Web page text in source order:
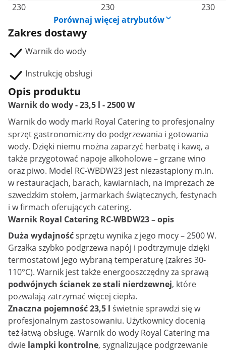
230
230
230
Porównaj więcej atrybutów
Zakres dostawy
Warnik do wody
Instrukcję obsługi
Opis produktu
Warnik do wody - 23,5 l - 2500 W
Warnik do wody marki Royal Catering to profesjonalny
sprzęt gastronomiczny do podgrzewania i gotowania
wody. Dzięki niemu można zaparzyć herbatę i kawę, a
także przygotować napoje alkoholowe – grzane wino
oraz piwo. Model RC-WBDW23 jest niezastąpiony m.in.
w restauracjach, barach, kawiarniach, na imprezach ze
szwedzkim stołem, jarmarkach świątecznych, festynach
i w firmach oferujących catering.
Warnik Royal Catering RC-WBDW23 – opis
Duża wydajnośćsprzętu wynika z jego mocy – 2500 W.
Grzałka szybko podgrzewa napój i podtrzymuje dzięki
termostatowi jego wybraną temperaturę (zakres 30-
110°C). Warnik jest także energooszczędny za sprawą
podwójnych ścianek ze stali nierdzewnej, które
pozwalają zatrzymać więcej ciepła.
Znaczna pojemność 23,5 l świetnie sprawdzi się w
profesjonalnym zastosowaniu. Użytkownicy docenią
też łatwą obsługę. Warnik do wody Royal Catering ma
dwie lampki kontrolne, sygnalizujące podgrzewanie